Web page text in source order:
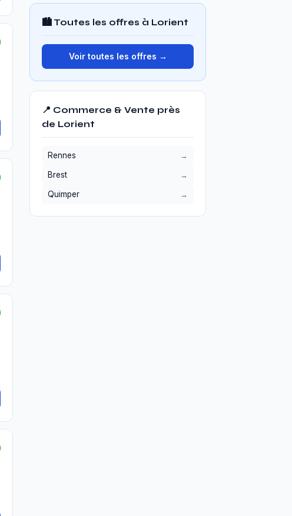
🏙️ Toutes les offres à Lorient
Voir toutes les offres →
📍 Commerce & Vente près
de Lorient
Rennes
Brest
Quimper